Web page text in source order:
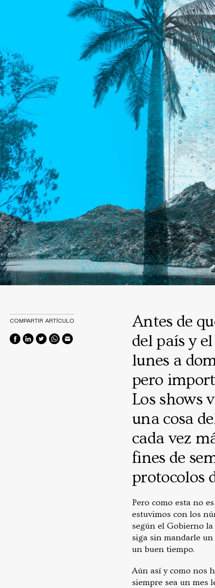
Antes de
del país y
lunes a
pero
Los shows
una cosa
cada vez
fines de
protocolos
Pero como esta no
estuvimos con los
según el Gobierno
siga sin mandarle
un buen tiempo.
Aún así y como nos
siempre sea un mes
COMPARTIR ARTÍCULO